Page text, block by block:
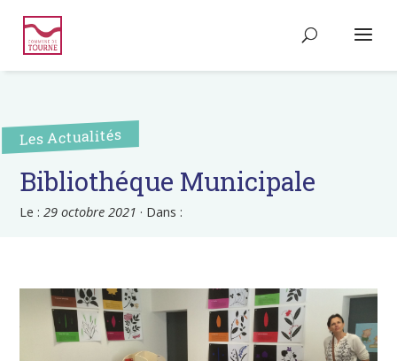
Les Actualités
Bibliothéque Municipale
Le :29 octobre 2021 · Dans :